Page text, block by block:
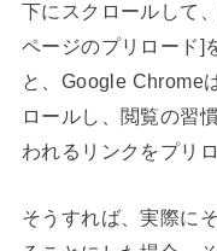
下にスクロールして
ページのプリロード]
と、Google Chrome
ロールし、閲覧の習
われるリンクをプリ
そうすれば、実際に